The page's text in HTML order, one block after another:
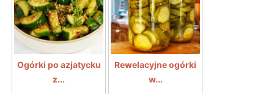
Ogórki po azjatycku
z...
Rewelacyjne ogórki
w...